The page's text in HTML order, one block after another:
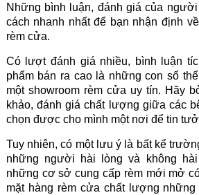
Những bình luận, đánh giá của
cách nhanh nhất để bạn nhận định
rèm cửa.
Có lượt đánh giá nhiều, bình luận
phẩm bán ra cao là những con sổ
một showroom rèm cửa uy tín. Hãy
khảo, đánh giá chất lượng giữa các
chọn được cho mình một nơi để tin
Tuy nhiên, có một lưu ý là bất kể
những người hài lòng và không
những cơ sở cung cấp rèm mới mở
mặt hàng rèm cửa chất lượng